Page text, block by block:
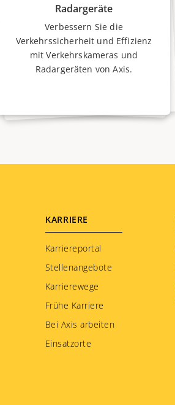
Radargeräte
Verbessern Sie die
Verkehrssicherheit und Effizienz
mit Verkehrskameras und
Radargeräten von Axis.
KARRIERE
Karriereportal
Stellenangebote
Karrierewege
Frühe Karriere
Bei Axis arbeiten
Einsatzorte